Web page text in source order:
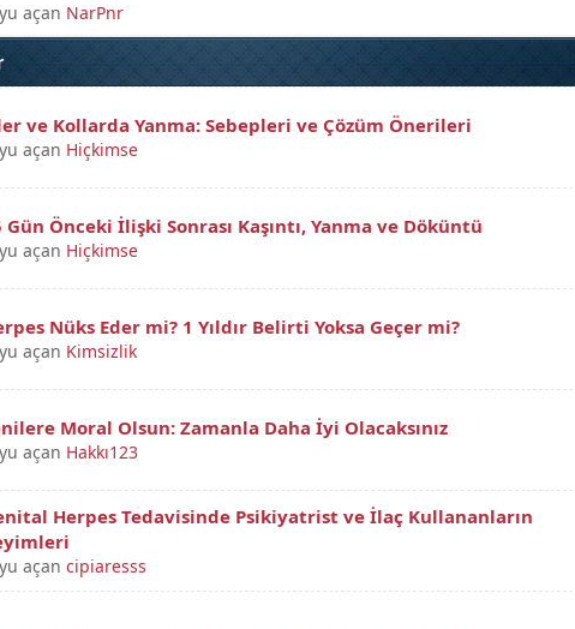
açan NarPnr
ve Kollarda Yanma: Sebepleri ve Çözüm Önerileri
açan Hiçkimse
0/5 - 0 oy
12 345
Gün Önceki İlişki Sonrası Kaşıntı, Yanma ve Döküntü
açan Hiçkimse
0/5 - 0 oy
1234 5
Nüks Eder mi? 1 Yıldır Belirti Yoksa Geçer mi?
açan Kimsizlik
0/5 - 0 oy
1234 5
Moral Olsun: Zamanla Daha İyi Olacaksınız
açan Hakkı123
0/5 - 0 oy
12345
Herpes Tedavisinde Psikiyatrist ve İlaç Kullananların
açan cipiaresss
0/5 - 0 oy
12345